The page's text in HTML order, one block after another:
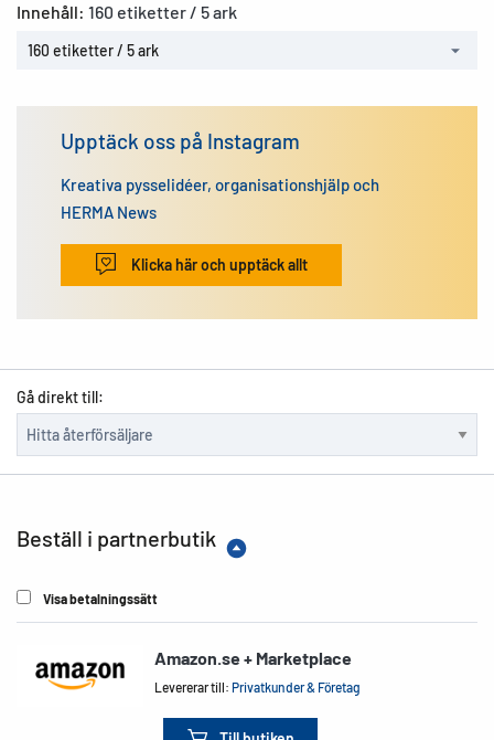
Innehåll: 160 etiketter / 5 ark
160 etiketter / 5 ark
Upptäck oss på Instagram
Kreativa pysselidéer, organisationshjälp och
HERMA News
Klicka här och upptäck allt
Gå direkt till:
Beställ i partnerbutik
Visa betalningssätt
Amazon.se + Marketplace
Levererar till:Privatkunder & Företag